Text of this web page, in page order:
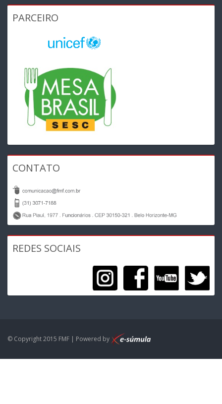
PARCEIRO
CONTATO
REDES SOCIAIS
© Copyright 2015 FMF | Powered by